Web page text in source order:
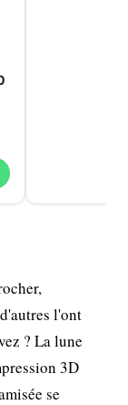
l'ont
? La lune
3D
se